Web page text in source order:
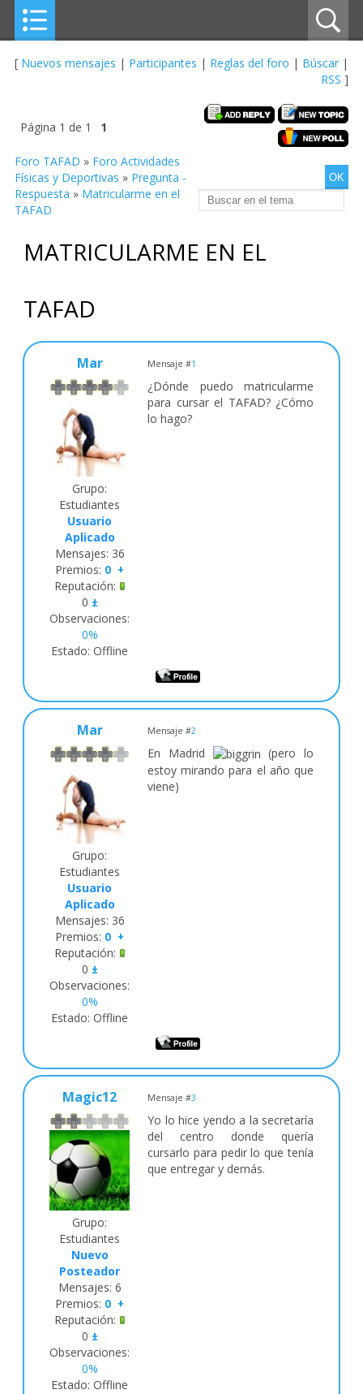
[ Nuevos mensajes | Participantes | Reglas del foro | Búscar |
RSS ]
Página 1 de 1 1
Foro TAFAD » Foro Actividades
Físicas y Deportivas » Pregunta -
Respuesta » Matricularme en el
TAFAD
MATRICULARME EN EL
TAFAD
Mar Mensaje #1
Grupo:
Estudiantes
Usuario
Aplicado
Mensajes: 36
Premios: 0 +
Reputación:
0 ±
Observaciones:
0%
Estado: Offline
¿Dónde puedo matricularme
para cursar el TAFAD? ¿Cómo
lo hago?
Mar Mensaje #2
Grupo:
Estudiantes
Usuario
Aplicado
Mensajes: 36
Premios: 0 +
Reputación:
0 ±
Observaciones:
0%
Estado: Offline
En Madrid
(pero lo
estoy mirando para el año que
viene)
Magic12 Mensaje #3
Grupo:
Estudiantes
Nuevo
Posteador
Mensajes: 6
Premios: 0 +
Reputación:
0 ±
Observaciones:
0%
Estado: Offline
Yo lo hice yendo a la secretaría
del centro donde quería
cursarlo para pedir lo que tenía
que entregar y demás.